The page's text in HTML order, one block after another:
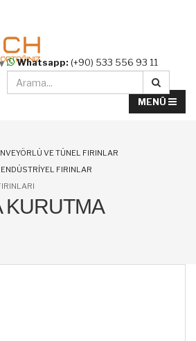
▼ Whatsapp: (+90) 533 556 93 11
VE TÜNEL FIRINLAR
FIRINLAR
KURUTMA